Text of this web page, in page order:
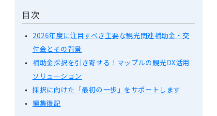
目次
2026年度に注目すべき主要な観光関連補助金・交
付金とその背景
補助金採択を引き寄せる！マップルの観光DX活用
ソリューション
採択に向けた「最初の一歩」をサポートします
編集後記